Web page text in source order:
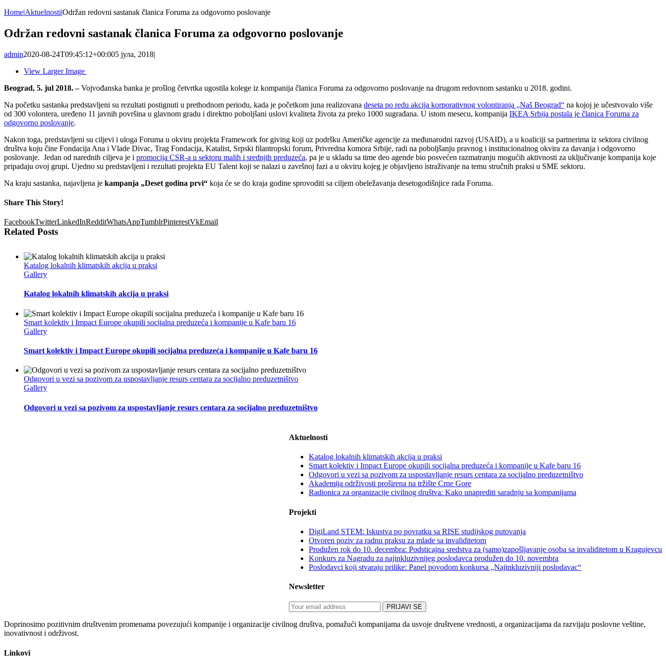
Home|Aktuelnosti|Održan redovni sastanak članica Foruma za odgovorno poslovanje
Održan redovni sastanak članica Foruma za odgovorno poslovanje
admin2020-08-24T09:45:12+00:005 јула, 2018|
View Larger Image
Beograd, 5. jul 2018. –Vojvođanska banka je prošlog četvrtka ugostila kolege iz kompanija članica Foruma za odgovorno poslovanje na drugom redovnom sastanku u 2018. godini.
Na početku sastanka predstavljeni su rezultati postignuti u prethodnom periodu, kada je početkom juna realizovana deseta po redu akcija korporativnog volontiranja „Naš Beograd“ na kojoj je učestvovalo više
od 300 volontera, uređeno 11 javnih površina u glavnom gradu i direktno poboljšani uslovi kvaliteta života za preko 1000 sugrađana. U istom mesecu, kompanija IKEA Srbija postala je članica Foruma za
odgovorno poslovanje.
Nakon toga, predstavljeni su ciljevi i uloga Foruma u okviru projekta Framework for giving koji uz podršku Američke agencije za međunarodni razvoj (USAID), a u koaliciji sa partnerima iz sektora civilnog
društva koju čine Fondacija Ana i Vlade Divac, Trag Fondacija, Katalist, Srpski filantropski forum, Privredna komora Srbije, radi na poboljšanju pravnog i institucionalnog okvira za davanja i odgovorno
poslovanje. Jedan od narednih ciljeva je i promocija CSR-a u sektoru malih i srednjih preduzeća, pa je u skladu sa time deo agende bio posvećen razmatranju mogućih aktivnosti za uključivanje kompanija koje
pripadaju ovoj grupi. Ujedno su predstavljeni i rezultati projekta EU Talent koji se nalazi u završnoj fazi a u okviru kojeg je objavljeno istraživanje na temu stručnih praksi u SME sektoru.
Na kraju sastanka, najavljena je kampanja „Deset godina prvi“ koja će se do kraja godine sprovoditi sa ciljem obeležavanja desetogodišnjice rada Foruma.
Share This Story!
FacebookTwitterLinkedInRedditWhatsAppTumblrPinterestVkEmail
Related Posts
Katalog lokalnih klimatskih akcija u praksi
Gallery
Katalog lokalnih klimatskih akcija u praksi
Smart kolektiv i Impact Europe okupili socijalna preduzeća i kompanije u Kafe baru 16
Gallery
Smart kolektiv i Impact Europe okupili socijalna preduzeća i kompanije u Kafe baru 16
Odgovori u vezi sa pozivom za uspostavljanje resurs centara za socijalno preduzetništvo
Gallery
Odgovori u vezi sa pozivom za uspostavljanje resurs centara za socijalno preduzetništvo
Aktuelnosti
Katalog lokalnih klimatskih akcija u praksi
Smart kolektiv i Impact Europe okupili socijalna preduzeća i kompanije u Kafe baru 16
Odgovori u vezi sa pozivom za uspostavljanje resurs centara za socijalno preduzetništvo
Akademija održivosti proširena na tržište Crne Gore
Radionica za organizacije civilnog društva: Kako unaprediti saradnju sa kompanijama
Projekti
DigiLand STEM: Iskustva po povratku sa RISE studijskog putovanja
Otvoren poziv za radnu praksu za mlade sa invaliditetom
Produžen rok do 10. decembra: Podsticajna sredstva za (samo)zapošljavanje osoba sa invaliditetom u Kragujevcu
Konkurs za Nagradu za najinkluzivnijeg poslodavca produžen do 10. novembra
Poslodavci koji stvaraju prilike: Panel povodom konkursa „Najinkluzivniji poslodavac“
Newsletter
Doprinosimo pozitivnim društvenim promenama povezujući kompanije i organizacije civilnog društva, pomažući kompanijama da usvoje društvene vrednosti, a organizacijama da razvijaju poslovne veštine,
inovativnost i održivost.
Linkovi